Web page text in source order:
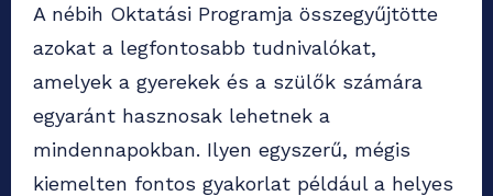
A nébih Oktatási Programja összegyűjtötte
azokat a legfontosabb tudnivalókat,
amelyek a gyerekek és a szülők számára
egyaránt hasznosak lehetnek a
mindennapokban. Ilyen egyszerű, mégis
kiemelten fontos gyakorlat például a helyes